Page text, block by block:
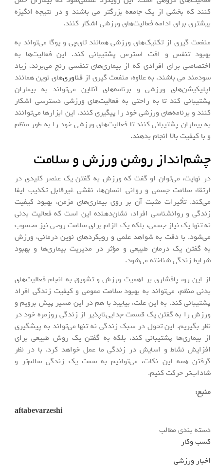
کنند که بخشی از یک جامعه بزرگتر می باشند و در نتیجه انگیزه
بیشتری برای ادامه فعالیت‌های ورزشی اشکار کنند.
منفعت گیری از تکنیک‌های ورزشی همانند تای‌چی و یوگا می‌تواند به
بهبود تنفس و افت استرس پشتیبانی کند. این فعالیت‌ها به
اختصاصی برای افرادی که از بیماری‌های تنفسی رنج می‌برند، زیاد
سودمند می باشند. به علاوه، منفعت گیری از فناوری‌های نوین همانند
اپلیکیشن‌های ورزشی و برنامه‌های آنلاین می‌تواند به بیماران
پشتیبانی کند تا به راحتی به فعالیت‌های ورزشی دسترسی اشکار
کنند و برنامه‌های ورزشی خود را پیگیری کنند. این ابزارها می‌توانند
به بیماران پشتیبانی کنند تا فعالیت‌های ورزشی خود را به طور منظم
و با کیفیت بالا انجام بدهند.
چشم‌انداز روشن ورزش و سلامت
در نهایت، می‌توان او گفت که ورزش به گفتن یک عنصر کلیدی در
ارتقاء سلامت جسمی و روانی انسان‌ها، نقشی غیرقابل تکذیب ایفا
می‌کند. تأثیرات مثبت آن بر روی بیماری‌های مزمن، بهبود کیفیت
زندگی و روانشناسی افراد، نشان‌دهنده این است که فعالیت بدنی
نه تنها یک نیاز جسمی، بلکه یک الزام برای سلامت روحی نیز محسوب
می‌شود. با دقت به شواهد علمی و رویکردهای نوین درمانی، ورزش
به گفتن یک درمان طبیعی و مؤثر در مدیریت بیماری‌ها و بهبود
شرایط زندگی شناخته می‌شود.
از این رو، پافشاری بر اهمیت ورزش و تشویق به انجام فعالیت‌های
بدنی منظم، می‌تواند به بهبود سلامت عمومی و کیفیت زندگی افراد
پشتیبانی کند. به این علت، بیایید با هم در این مسیر پیش برویم و
ورزش را به گفتن یک قسمت جدایی‌ناپذیر از زندگی روزمره خود در
نظر بگیریم. این تحول در سبک زندگی نه تنها می‌تواند به پیشگیری
از بیماری‌ها پشتیبانی کند، بلکه به گفتن یک روش طبیعی برای
افزایش نشاط و اسایش در زندگی ما عمل خواهد کرد. با در نظر
گرفتن همه این نکات، می‌توانیم به سمت یک زندگی سالم‌تر و
شاداب‌تر حرکت کنیم.
منبع:
aftabevarzeshi
دسته بندی مطالب
کسب وکار
اخبار ورزشی